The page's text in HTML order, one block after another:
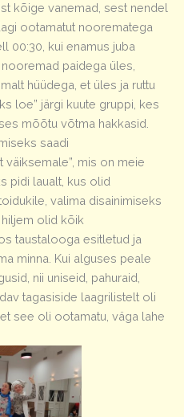
kõige vanemad, sest nendel
ootamatut noorematega
00:30, kui enamus juba
paidega üles,
hüüdega, et üles ja ruttu
loe” järgi kuute gruppi, kes
mõõtu võtma hakkasid.
saadi
väiksemale”, mis on meie
pidi laualt, kus olid
valima disainimiseks
olid kõik
taustalooga esitletud ja
minna. Kui alguses peale
nii uniseid, pahuraid,
tagasiside laagrilistelt oli
see oli ootamatu, väga lahe